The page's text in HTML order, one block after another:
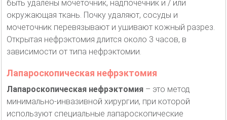
быть удалены мочеточник, надпочечник и / или
окружающая ткань. Почку удаляют, сосуды и
мочеточник перевязывают и ушивают кожный разрез.
Открытая нефрэктомия длится около 3 часов, в
зависимости от типа нефрэктомии.
Лапароскопическая нефрэктомия
Лапароскопическая нефрэктомия – это метод
минимально-инвазивной хирургии, при которой
используют специальные лапароскопические